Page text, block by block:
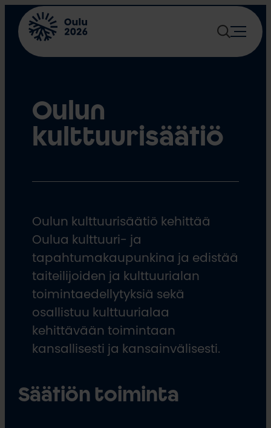
Siirry
sisältöön
Oulun
kulttuurisäätiö
Oulun kulttuurisäätiö kehittää
Oulua kulttuuri- ja
tapahtumakaupunkina ja edistää
taiteilijoiden ja kulttuurialan
toimintaedellytyksiä sekä
osallistuu kulttuurialaa
kehittävään toimintaan
kansallisesti ja kansainvälisesti.
Säätiön toiminta